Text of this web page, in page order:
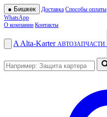
● Бишкек Доставка Способы оплаты
WhatsApp
О компании Контакты
A Alta-Karter АВТОЗАПЧАСТИ